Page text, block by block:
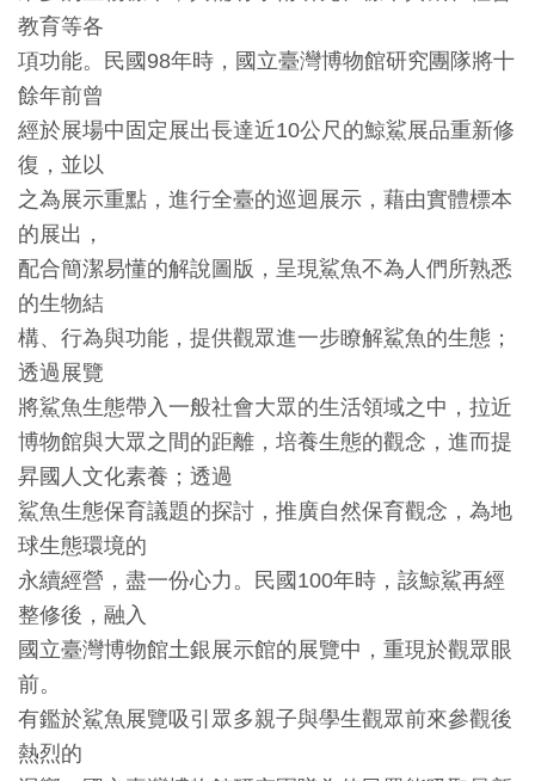
隱
私
權
與
資
訊
安
全
宣
告
資
料
開
放
宣
告
著
作
權
教育等各
項功能。民國98年時，國立臺灣博物館研究團隊將十
餘年前曾
經於展場中固定展出長達近10公尺的鯨鯊展品重新修
復，並以
之為展示重點，進行全臺的巡迴展示，藉由實體標本
的展出，
配合簡潔易懂的解說圖版，呈現鯊魚不為人們所熟悉
的生物結
構、行為與功能，提供觀眾進一步瞭解鯊魚的生態；
透過展覽
將鯊魚生態帶入一般社會大眾的生活領域之中，拉近
博物館與大眾之間的距離，培養生態的觀念，進而提
昇國人文化素養；透過
鯊魚生態保育議題的探討，推廣自然保育觀念，為地
球生態環境的
永續經營，盡一份心力。民國100年時，該鯨鯊再經
整修後，融入
國立臺灣博物館土銀展示館的展覽中，重現於觀眾眼
前。
有鑑於鯊魚展覽吸引眾多親子與學生觀眾前來參觀後
熱烈的